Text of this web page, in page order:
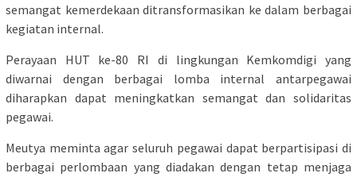
semangat kemerdekaan ditransformasikan ke dalam berbagai
kegiatan internal.
Perayaan HUT ke-80 RI di lingkungan Kemkomdigi yang
diwarnai dengan berbagai lomba internal antarpegawai
diharapkan dapat meningkatkan semangat dan solidaritas
pegawai.
Meutya meminta agar seluruh pegawai dapat berpartisipasi di
berbagai perlombaan yang diadakan dengan tetap menjaga